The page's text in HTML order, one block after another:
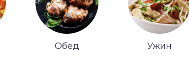
Обед Ужин